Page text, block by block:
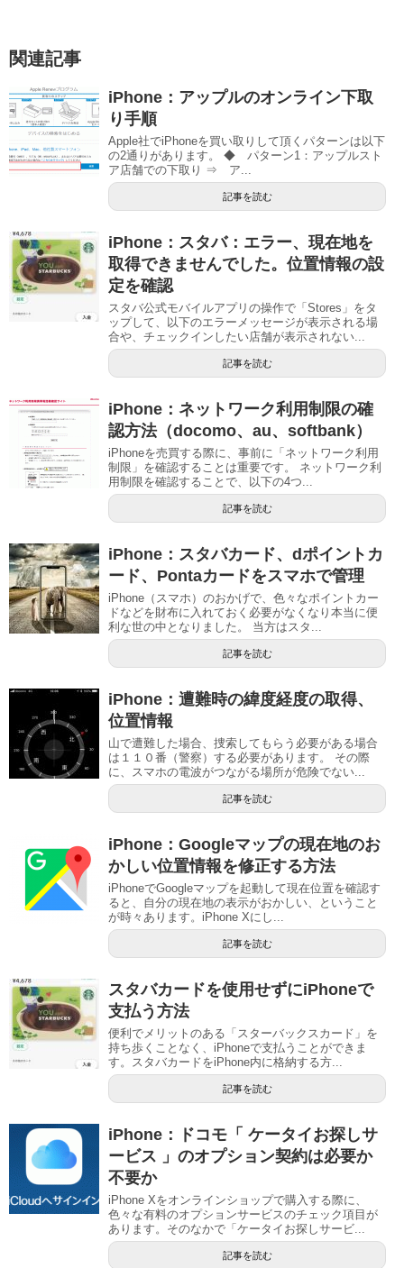
関連記事
iPhone：アップルのオンライン下取
り手順
Apple社でiPhoneを買い取りして頂くパターンは以下
の2通りがあります。 ◆ パターン1：アップルスト
ア店舗での下取り ⇒ ア...
記事を読む
iPhone：スタバ：エラー、現在地を
取得できませんでした。位置情報の設
定を確認
スタバ公式モバイルアプリの操作で「Stores」をタ
ップして、以下のエラーメッセージが表示される場
合や、チェックインしたい店舗が表示されない...
記事を読む
iPhone：ネットワーク利用制限の確
認方法（docomo、au、softbank）
iPhoneを売買する際に、事前に「ネットワーク利用
制限」を確認することは重要です。 ネットワーク利
用制限を確認することで、以下の4つ...
記事を読む
iPhone：スタバカード、dポイントカ
ード、Pontaカードをスマホで管理
iPhone（スマホ）のおかげで、色々なポイントカー
ドなどを財布に入れておく必要がなくなり本当に便
利な世の中となりました。 当方はスタ...
記事を読む
iPhone：遭難時の緯度経度の取得、
位置情報
山で遭難した場合、捜索してもらう必要がある場合
は１１０番（警察）する必要があります。 その際
に、スマホの電波がつながる場所が危険でない...
記事を読む
iPhone：Googleマップの現在地のお
かしい位置情報を修正する方法
iPhoneでGoogleマップを起動して現在位置を確認す
ると、自分の現在地の表示がおかしい、ということ
が時々あります。iPhone Xにし...
記事を読む
スタバカードを使用せずにiPhoneで
支払う方法
便利でメリットのある「スターバックスカード」を
持ち歩くことなく、iPhoneで支払うことができま
す。スタバカードをiPhone内に格納する方...
記事を読む
iPhone：ドコモ「 ケータイお探しサ
ービス 」のオプション契約は必要か
不要か
iPhone Xをオンラインショップで購入する際に、
色々な有料のオプションサービスのチェック項目が
あります。そのなかで「ケータイお探しサービ...
記事を読む